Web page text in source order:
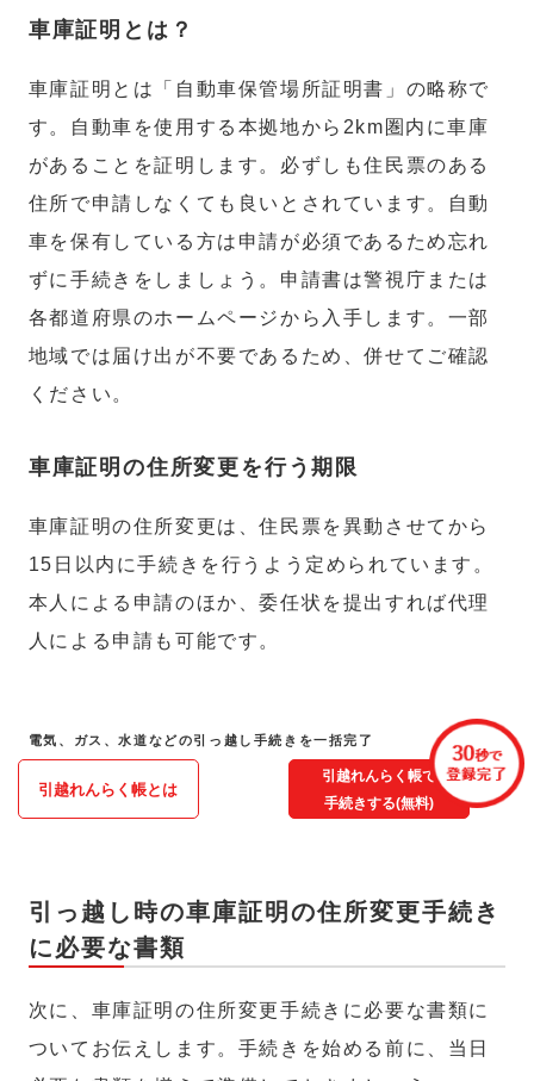
車庫証明とは？
車庫証明とは「自動車保管場所証明書」の略称で
す。自動車を使用する本拠地から2km圏内に車庫
があることを証明します。必ずしも住民票のある
住所で申請しなくても良いとされています。自動
車を保有している方は申請が必須であるため忘れ
ずに手続きをしましょう。申請書は警視庁または
各都道府県のホームページから入手します。一部
地域では届け出が不要であるため、併せてご確認
ください。
車庫証明の住所変更を行う期限
車庫証明の住所変更は、住民票を異動させてから
15日以内に手続きを行うよう定められています。
本人による申請のほか、委任状を提出すれば代理
人による申請も可能です。
電気、ガス、水道などの引っ越し手続きを一括完了
引越れんらく帳とは
引越れんらく帳で
手続きする(無料)
引っ越し時の車庫証明の住所変更手続き
に必要な書類
次に、車庫証明の住所変更手続きに必要な書類に
ついてお伝えします。手続きを始める前に、当日